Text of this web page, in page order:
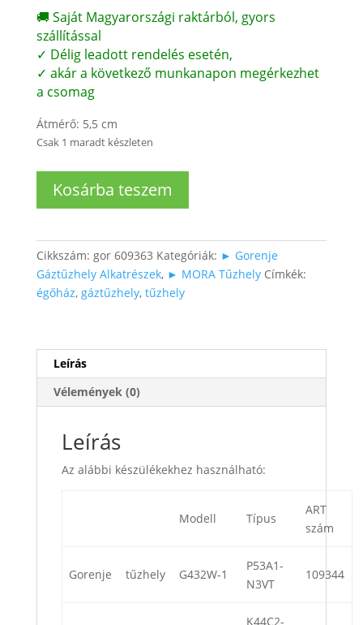
🚚 Saját Magyarországi raktárból, gyors
szállítással
✓ Délig leadott rendelés esetén,
✓ akár a következő munkanapon megérkezhet
a csomag
Átmérő: 5,5 cm
Csak 1 maradt készleten
égőház
Kosárba teszem
Cikkszám: gor 609363 Kategóriák: ► Gorenje
Gáztűzhely Alkatrészek, ► MORA Tűzhely Címkék:
égőház, gáztűzhely, tűzhely
Leírás
Vélemények (0)
Leírás
Az alábbi készülékekhez használható:
Modell Típus
ART
szám
Gorenje tűzhely G432W-1
P53A1-
N3VT
109344
K44C2-